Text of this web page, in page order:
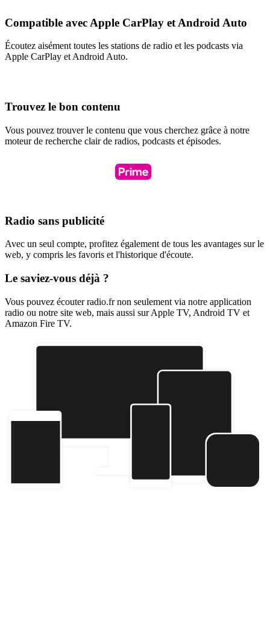
Compatible avec Apple CarPlay et Android Auto
Écoutez aisément toutes les stations de radio et les podcasts via
Apple CarPlay et Android Auto.
Trouvez le bon contenu
Vous pouvez trouver le contenu que vous cherchez grâce à notre
moteur de recherche clair de radios, podcasts et épisodes.
Radio sans publicité
Avec un seul compte, profitez également de tous les avantages sur le
web, y compris les favoris et l'historique d'écoute.
Le saviez-vous déjà ?
Vous pouvez écouter radio.fr non seulement via notre application
radio ou notre site web, mais aussi sur Apple TV, Android TV et
Amazon Fire TV.